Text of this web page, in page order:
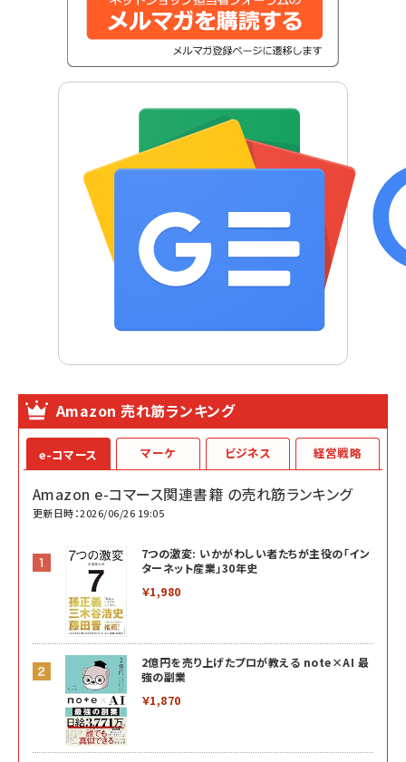
Amazon 売れ筋ランキング
e-コマース
Amazon e-コマース関連書籍 の売れ筋ランキング
更新日時：2026/06/26 19:05
7つの激変: いかがわしい者たちが主役の「イン
ターネット産業」30年史
￥1,980
2億円を売り上げたプロが教える note×AI 最
強の副業
￥1,870
マーケ ビジネス 経営戦略